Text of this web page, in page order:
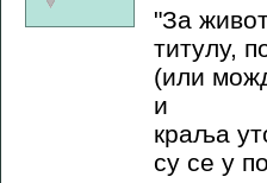
"За
титулу,
(или
и
краља
су се у